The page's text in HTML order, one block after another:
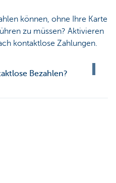
können, ohne Ihre Karte
zu müssen? Aktivieren
kontaktlose Zahlungen.
Bezahlen?